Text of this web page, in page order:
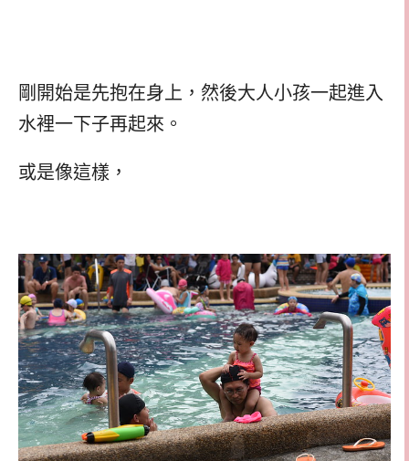
剛開始是先抱在身上，然後大人小孩一起進入
水裡一下子再起來。
或是像這樣，